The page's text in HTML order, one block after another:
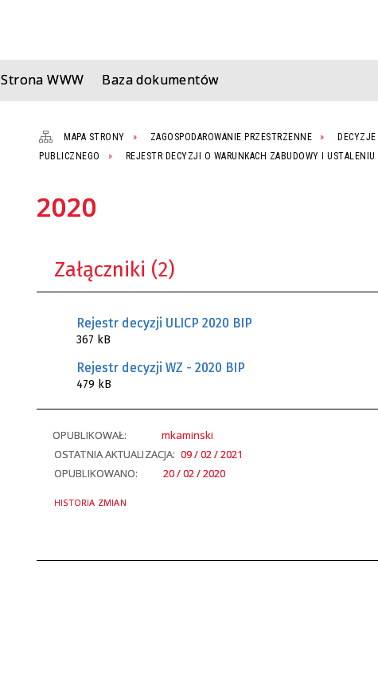
Strona WWW Baza dokumentów
MAPA STRONY ZAGOSPODAROWANIE PRZESTRZENNE
PUBLICZNEGO
REJESTR DECYZJI O WARUNKACH ZABUDOWY I
2020
Załączniki (2)
Rejestr decyzji ULICP 2020 BIP
367 kB
Rejestr decyzji WZ - 2020 BIP
479 kB
OPUBLIKOWAŁ:
mkaminski
OSTATNIA AKTUALIZACJA: 09 / 02 / 2021
OPUBLIKOWANO:
20 / 02 / 2020
HISTORIA ZMIAN